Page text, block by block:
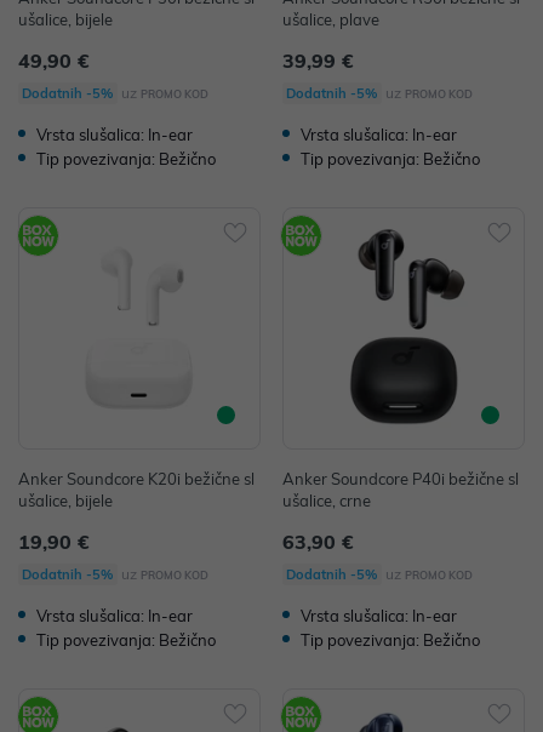
ušalice, bijele
49,90 €
Dodatnih -5% uz PROMO KOD
Vrsta slušalica: In-ear
Tip povezivanja: Bežično
ušalice, plave
39,99 €
Dodatnih -5% uz PROMO KOD
Vrsta slušalica: In-ear
Tip povezivanja: Bežično
Anker Soundcore K20i bežične sl
ušalice, bijele
19,90 €
Dodatnih -5% uz PROMO KOD
Vrsta slušalica: In-ear
Tip povezivanja: Bežično
Anker Soundcore P40i bežične sl
ušalice, crne
63,90 €
Dodatnih -5% uz PROMO KOD
Vrsta slušalica: In-ear
Tip povezivanja: Bežično